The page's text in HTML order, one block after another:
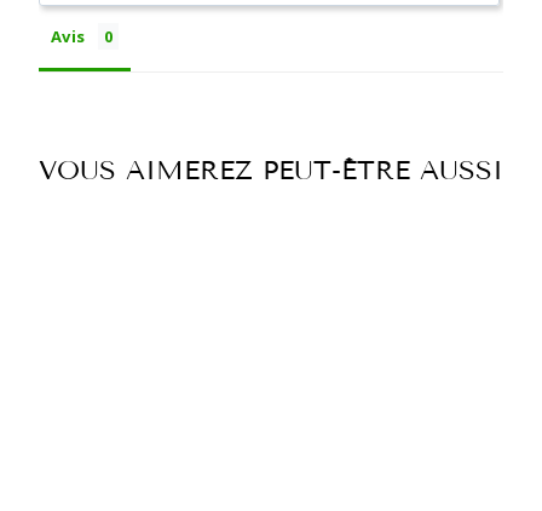
Avis
VOUS AIMEREZ PEUT-ÊTRE AUSSI